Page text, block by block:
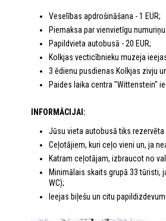
Veselības apdrošināšana - 1 EUR;
Piemaksa par vienvietīgu numuriņu
Papildvieta autobusā - 20 EUR;
Kolkjas vecticībnieku muzeja
3 ēdienu pusdienas Kolkjas zivju
Paides laika centra "Wittenstein"
INFORMĀCIJAI:
Jūsu vieta autobusā tiks
Ceļotājiem, kuri ceļo vieni un, ja
Katram ceļotājam, izbraucot no
Minimālais skaits grupā 33 tūristi,
WC);
Ieejas biļešu un citu